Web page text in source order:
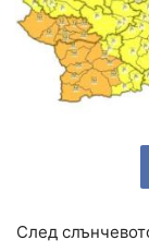
След